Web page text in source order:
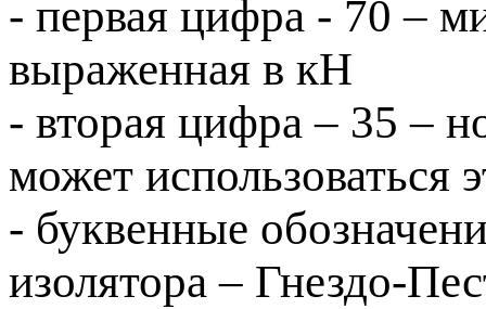
- первая цифра - 70 –
выраженная в кН
- вторая цифра – 35 –
может использоваться
- буквенные
изолятора – Гнездо-